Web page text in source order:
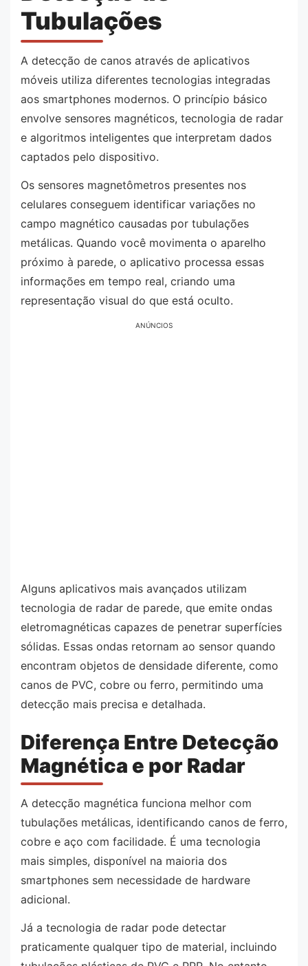
Tubulações
A detecção de canos através de aplicativos
móveis utiliza diferentes tecnologias integradas
aos smartphones modernos. O princípio básico
envolve sensores magnéticos, tecnologia de radar
e algoritmos inteligentes que interpretam dados
captados pelo dispositivo.
Os sensores magnetômetros presentes nos
celulares conseguem identificar variações no
campo magnético causadas por tubulações
metálicas. Quando você movimenta o aparelho
próximo à parede, o aplicativo processa essas
informações em tempo real, criando uma
representação visual do que está oculto.
ANÚNCIOS
Alguns aplicativos mais avançados utilizam
tecnologia de radar de parede, que emite ondas
eletromagnéticas capazes de penetrar superfícies
sólidas. Essas ondas retornam ao sensor quando
encontram objetos de densidade diferente, como
canos de PVC, cobre ou ferro, permitindo uma
detecção mais precisa e detalhada.
Diferença Entre Detecção
Magnética e por Radar
A detecção magnética funciona melhor com
tubulações metálicas, identificando canos de ferro,
cobre e aço com facilidade. É uma tecnologia
mais simples, disponível na maioria dos
smartphones sem necessidade de hardware
adicional.
Já a tecnologia de radar pode detectar
praticamente qualquer tipo de material, incluindo